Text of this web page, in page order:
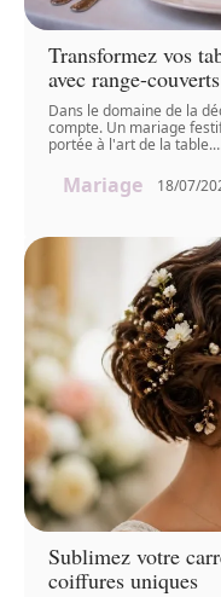
Transformez vos
avec range-
Dans le domaine de la
compte. Un mariage
portée à l'art de la table.
Mariage 18/07/
Sublimez votre
coiffures uniques